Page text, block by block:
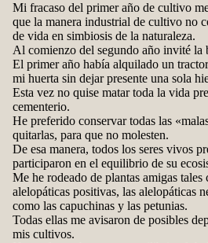
Mi fracaso del primer año de cultivo
que la manera industrial de cultivo no
de vida en simbiosis de la naturaleza.
Al comienzo del segundo año invité la
El primer año había alquilado un
mi huerta sin dejar presente una sola
Esta vez no quise matar toda la vida
cementerio.
He preferido conservar todas las
quitarlas, para que no molesten.
De esa manera, todos los seres vivos
participaron en el equilibrio de su
Me he rodeado de plantas amigas
alelopáticas positivas, las alelopáticas
como las capuchinas y las petunias.
Todas ellas me avisaron de posibles
mis cultivos.